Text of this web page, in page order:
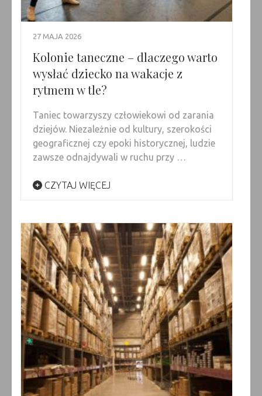
27 MAJA 2026
Kolonie taneczne – dlaczego warto
wysłać dziecko na wakacje z
rytmem w tle?
Taniec towarzyszy człowiekowi od zarania
dziejów. Niezależnie od kultury, szerokości
geograficznej czy epoki historycznej, ludzie
zawsze odnajdywali w ruchu przy …
CZYTAJ WIĘCEJ